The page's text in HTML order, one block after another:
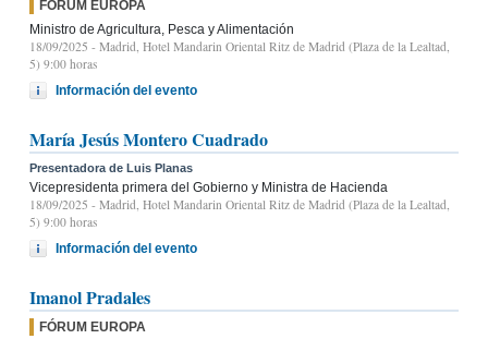
FÓRUM EUROPA
Ministro de Agricultura, Pesca y Alimentación
18/09/2025 - Madrid, Hotel Mandarin Oriental Ritz de Madrid (Plaza de la Lealtad,
5) 9:00 horas
Información del evento
María Jesús Montero Cuadrado
Presentadora de Luis Planas
Vicepresidenta primera del Gobierno y Ministra de Hacienda
18/09/2025 - Madrid, Hotel Mandarin Oriental Ritz de Madrid (Plaza de la Lealtad,
5) 9:00 horas
Información del evento
Imanol Pradales
FÓRUM EUROPA